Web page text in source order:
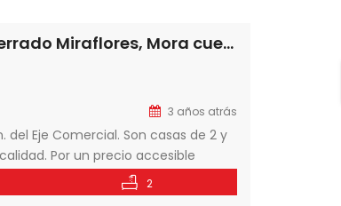
En venta hermosa casa de 2 dormitorios en barrio cerrado Miraflores, Mora cue, Luque-Paraguay
3 años atrás
Eje Comercial. Son casas de 2 y
Por un precio accesible
multideportiva, cancha de pádel
2